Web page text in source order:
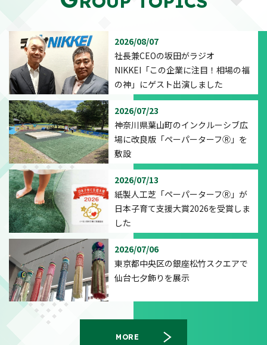
MORE
2026/08/07
社長兼CEOの坂田がラジオ
NIKKEI「この企業に注目！相場の福
の神」にゲスト出演しました
2026/07/23
神奈川県葉山町のインクルーシブ広
場に改良版「ペーパーターフⓇ」を
敷設
2026/07/13
紙製人工芝「ペーパーターフⓇ」が
日本子育て支援大賞2026を受賞しま
した
2026/07/06
東京都中央区の銀座松竹スクエアで
仙台七夕飾りを展示